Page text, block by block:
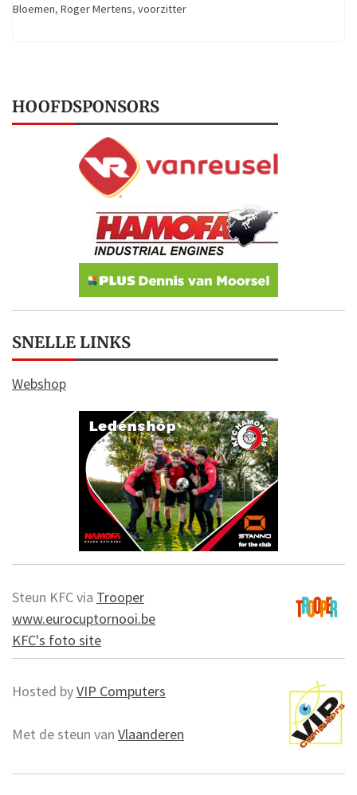
Bloemen, Roger Mertens, voorzitter
HOOFDSPONSORS
SNELLE LINKS
Webshop
Steun KFC via Trooper
www.eurocuptornooi.be
KFC's foto site
Hosted byVIP Computers
Met de steun van Vlaanderen